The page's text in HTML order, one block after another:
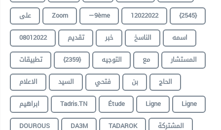
على
Zoom —9ème 12022022
{2545}
08012022
تقديم خبر الناسخ
اسمه
تطبيقات
{2359} التوجيه مع
المستشار
الاعلام
السيد فتحي بن
الحاج
ابراهيم
Tadris.TN Étude Ligne
Ligne
DOUROUS
DA3M TADAROK
المشتركة